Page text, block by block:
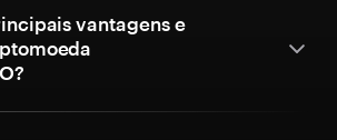
vantagens e